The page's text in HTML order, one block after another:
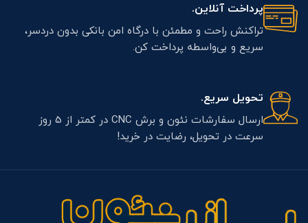
پرداخت آنلاین.
تراکنش راحت و مطمئن با درگاه امن بانکی بدون دردسر،
سریع و بی‌واسطه پرداخت کن.
تحویل سریع.
ارسال سفارشات نئون و برش CNC در کمتر از 5 روز
سرعت در تحویل، رضایت در خرید!